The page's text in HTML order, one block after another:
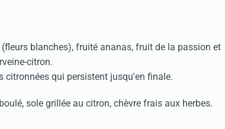
blanches), fruité ananas, fruit de la passion et
citron.
citronnées qui persistent jusqu'en finale.
sole grillée au citron, chèvre frais aux herbes.